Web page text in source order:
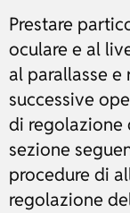
Prestare
oculare e al
al parallasse
successive
di regolazione
sezione
procedure di
regolazione